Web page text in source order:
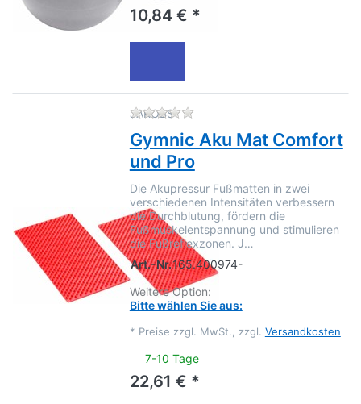
10,84 € *
JAKOBS Zu diesem Produkt liegen
Gymnic Aku Mat Comfort
und Pro
Die Akupressur Fußmatten in zwei
verschiedenen Intensitäten verbessern
die Durchblutung, fördern die
Fußmuskelentspannung und stimulieren
die Fußreflexzonen. J…
Art.-Nr.165.400974-
Weitere Option:
Bitte wählen Sie aus:
* Preise zzgl. MwSt., zzgl. Versandkosten
7-10 Tage
22,61 € *